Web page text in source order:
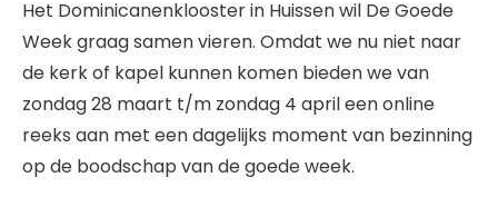
Het Dominicanenklooster in Huissen wil De Goede
Week graag samen vieren. Omdat we nu niet naar
de kerk of kapel kunnen komen bieden we van
zondag 28 maart t/m zondag 4 april een online
reeks aan met een dagelijks moment van bezinning
op de boodschap van de goede week.